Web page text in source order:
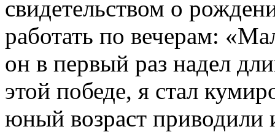
свидетельством о
работать по вечерам:
он в первый раз надел
этой победе, я стал
юный возраст приводили